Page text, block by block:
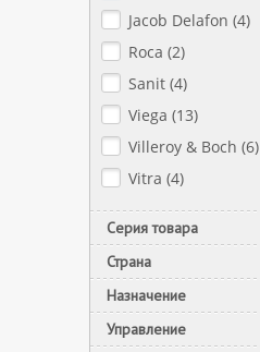
Jacob Delafon (4)
Roca (2)
Sanit (4)
Viega (13)
Villeroy & Boch (6)
Vitra (4)
Серия товара
Страна
Назначение
Управление